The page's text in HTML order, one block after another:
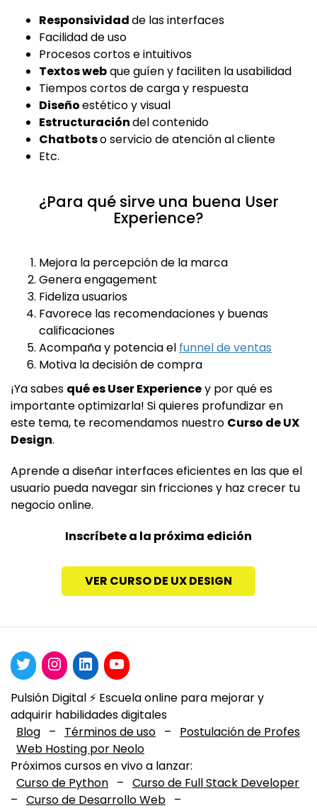
Responsividadde las interfaces
Facilidad de uso
Procesos cortos e intuitivos
Textos webque guíen y faciliten la usabilidad
Tiempos cortos de carga y respuesta
Diseñoestético y visual
Estructuracióndel contenido
Chatbotso servicio de atención al cliente
Etc.
¿Para qué sirve una buena User
Experience?
Mejora la percepción de la marca
Genera engagement
Fideliza usuarios
Favorece las recomendaciones y buenas
calificaciones
Acompaña y potencia el funnel de ventas
Motiva la decisión de compra
¡Ya sabes qué es User Experiencey por qué es
importante optimizarla! Si quieres profundizar en
este tema, te recomendamos nuestro Curso de UX
Design.
Aprende a diseñar interfaces eficientes en las que el
usuario pueda navegar sin fricciones y haz crecer tu
negocio online.
Inscríbete a la próxima edición
VER CURSO DE UX DESIGN
Pulsión Digital ⚡️ Escuela online para mejorar y
adquirir habilidades digitales
Blog – Términos de uso –
Postulación de Profes
Web Hosting por Neolo
Próximos cursos en vivo a lanzar:
Curso de Python – Curso de Full Stack Developer
– Curso de Desarrollo Web –